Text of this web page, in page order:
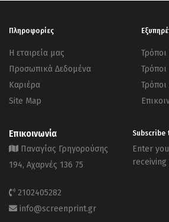
Πληροφορίες
Η εταιρεία μας
Προσωπικά Δεδομένα
Καριέρα
Site Map
Επικοινωνία
Παναγίας Γρηγορούσης
194, Αχαρνές 136 75
2102405282
info@screenprint.gr
Enter